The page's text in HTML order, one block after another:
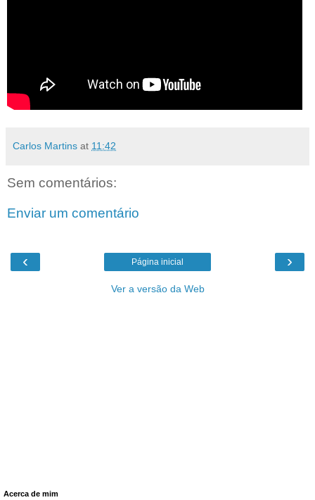
Carlos Martins at 11:42
Sem comentários:
Enviar um comentário
‹ ›
Página inicial
Ver a versão da Web
Acerca de mim